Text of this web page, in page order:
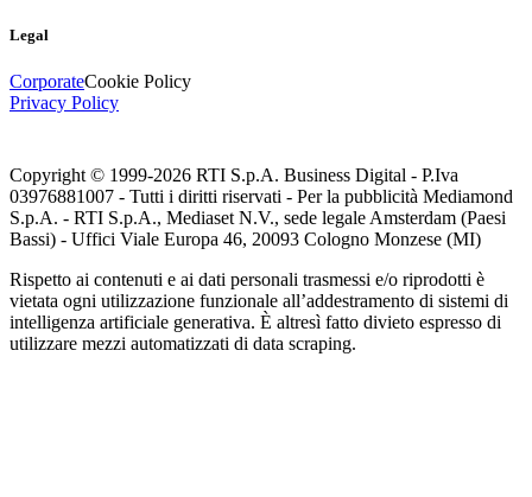
Legal
CorporateCookie Policy
Privacy Policy
Copyright © 1999-2026 RTI S.p.A. Business Digital - P.Iva
03976881007 - Tutti i diritti riservati - Per la pubblicità Mediamond
S.p.A. - RTI S.p.A., Mediaset N.V., sede legale Amsterdam (Paesi
Bassi) - Uffici Viale Europa 46, 20093 Cologno Monzese (MI)
Rispetto ai contenuti e ai dati personali trasmessi e/o riprodotti è
vietata ogni utilizzazione funzionale all’addestramento di sistemi di
intelligenza artificiale generativa. È altresì fatto divieto espresso di
utilizzare mezzi automatizzati di data scraping.